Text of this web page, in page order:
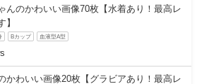
んのかわいい画像70枚【水着あり！最高レ
】
Bカップ 血液型A型
かわいい画像20枚【グラビアあり！最高レ